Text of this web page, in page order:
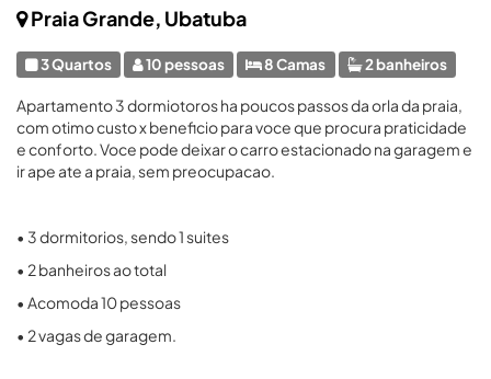
Praia Grande, Ubatuba
3 Quartos 10 pessoas 8 Camas 2 banheiros
Apartamento 3 dormiotoros ha poucos passos da orla da praia,
com otimo custo x beneficio para voce que procura praticidade
e conforto. Voce pode deixar o carro estacionado na garagem e
ir ape ate a praia, sem preocupacao.
• 3 dormitorios, sendo 1 suites
• 2 banheiros ao total
• Acomoda 10 pessoas
• 2 vagas de garagem.